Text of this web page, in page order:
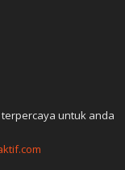
untuk anda